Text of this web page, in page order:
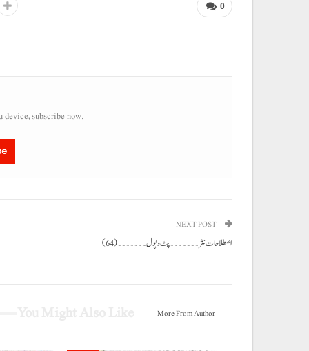
0
subscribe now.
NEXT POST
اصطلاحات نثر۔۔۔۔۔۔۔ پٹ و پول۔۔۔۔۔۔۔ (64)
More From Author